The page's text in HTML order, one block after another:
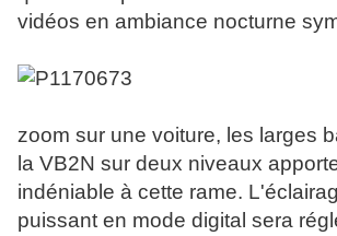
vidéos en ambiance nocturne
zoom sur une voiture, les larges
la VB2N sur deux niveaux
indéniable à cette rame.
puissant en mode digital sera